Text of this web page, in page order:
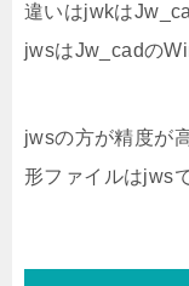
違いはjwkは
jwsはJw_cadの
jwsの方が精度が
形ファイルはjws